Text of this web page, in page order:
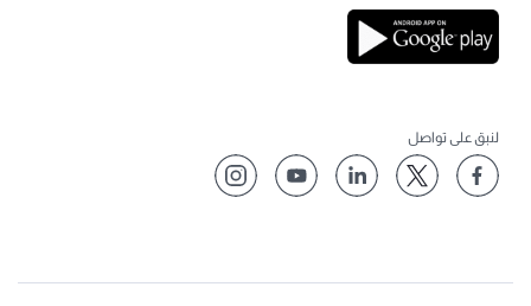
لنبق على تواصل